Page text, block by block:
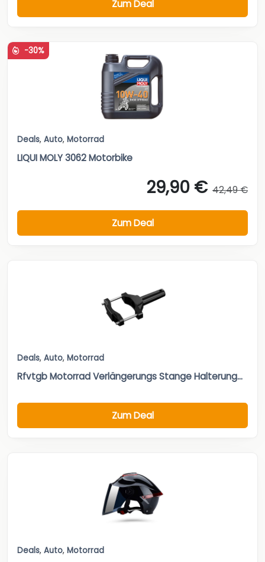
Zum Deal
-30%
Deals, Auto, Motorrad
LIQUI MOLY 3062 Motorbike
29,90 € 42,49 €
Zum Deal
Deals, Auto, Motorrad
Rfvtgb Motorrad Verlängerungs Stange Halterung...
Zum Deal
Deals, Auto, Motorrad